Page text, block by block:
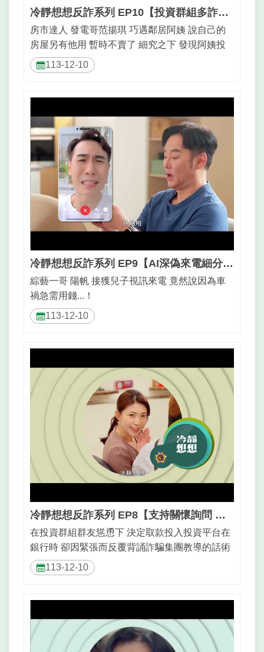
冷靜想想反詐系列 EP10【投資群組多詐騙 房產抵押別大意】_30秒
113-12-10
房市達人 發電哥范揚琪 巧遇鄰居阿姨 說自己的
房屋另有他用 暫時不賣了 細究之下 發現阿姨投
資群組介紹的是假金...
冷靜想想反詐系列 EP9【AI深偽來電細分辨 講到匯款查證先】_30秒
113-12-10
綜藝一哥 陽帆 接獲兒子視訊來電 竟然說因為車
禍急需用錢...！
冷靜想想反詐系列 EP8【支持關懷詢問 為你看緊荷包】_30秒
113-12-10
在投資群組群友慫恿下 決定取款投入投資平台在
銀行時 卻因緊張而反覆背誦詐騙集團教導的話術
被新聞主播 王嘉琳 聽見而曉以大...